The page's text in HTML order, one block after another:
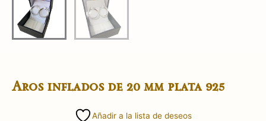
Aros inflados de 20 mm plata 925
Añadir a la lista de deseos